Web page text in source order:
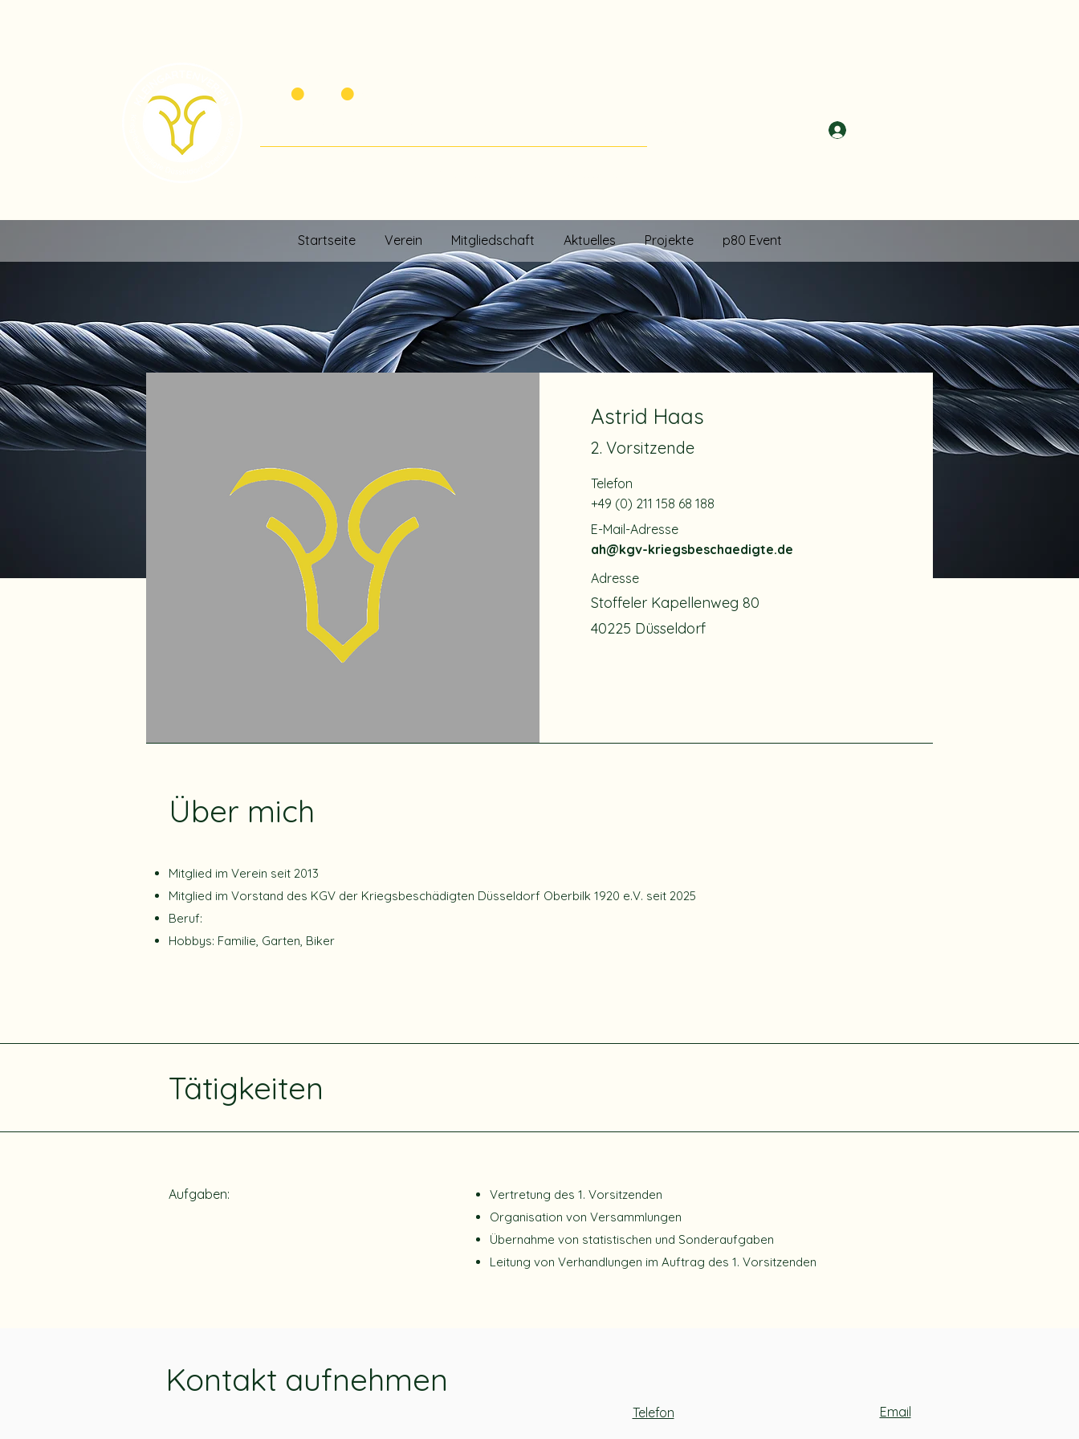
• •
Astrid Haas
2. Vorsitzende
Telefon
+49 (0) 211 158 68 188
E-Mail-Adresse
ah@kgv-kriegsbeschaedigte.de
Adresse
Stoffeler Kapellenweg 80
40225 Düsseldorf
Über mich
Mitglied im Verein seit 2013
Mitglied im Vorstand des KGV der Kriegsbeschädigten Düsseldorf Oberbilk 1920 e.V. seit 2025
Beruf:
Hobbys: Familie, Garten, Biker
Tätigkeiten
Aufgaben:
Vertretung des 1. Vorsitzenden
Organisation von Versammlungen
Übernahme von statistischen und Sonderaufgaben
Leitung von Verhandlungen im Auftrag des 1. Vorsitzenden
Kontakt aufnehmen
Telefon Email
Startseite Verein Mitgliedschaft Aktuelles Projekte p80 Event